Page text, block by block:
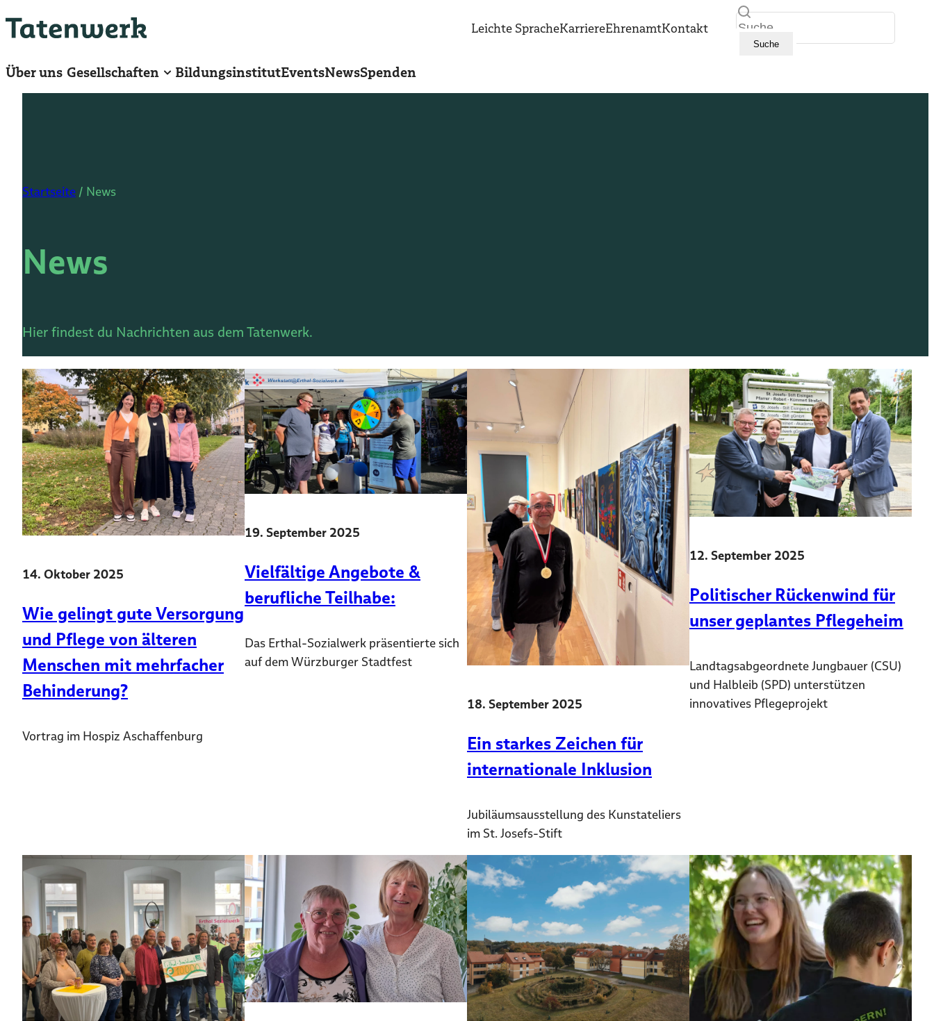
Hauptinhalt
Über uns Gesellschaften BildungsinstitutEventsNewsSpenden
Leichte SpracheKarriereEhrenamtKontakt Suche
Suche
Startseite / News
News
Hier findest du Nachrichten aus dem Tatenwerk.
14. Oktober 2025
Wie gelingt gute Versorgung
und Pflege von älteren
Menschen mit mehrfacher
Behinderung?
Vortrag im Hospiz Aschaffenburg
19. September 2025
Vielfältige Angebote &
berufliche Teilhabe:
Das Erthal-Sozialwerk präsentierte sich
auf dem Würzburger Stadtfest
18. September 2025
Ein starkes Zeichen für
internationale Inklusion
Jubiläumsausstellung des Kunstateliers
im St. Josefs-Stift
12. September 2025
Politischer Rückenwind für
unser geplantes Pflegeheim
Landtagsabgeordnete Jungbauer (CSU)
und Halbleib (SPD) unterstützen
innovatives Pflegeprojekt